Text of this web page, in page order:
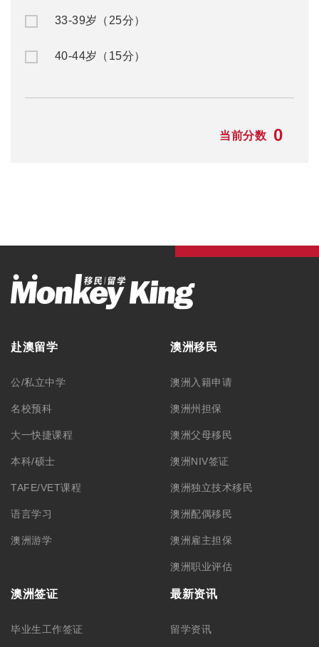
33-39岁（25分）
40-44岁（15分）
当前分数 0
赴澳留学
公/私立中学
名校预科
大一快捷课程
本科/硕士
TAFE/VET课程
语言学习
澳洲游学
澳洲移民
澳洲入籍申请
澳洲州担保
澳洲父母移民
澳洲NIV签证
澳洲独立技术移民
澳洲配偶移民
澳洲雇主担保
澳洲职业评估
澳洲签证
毕业生工作签证
最新资讯
留学资讯